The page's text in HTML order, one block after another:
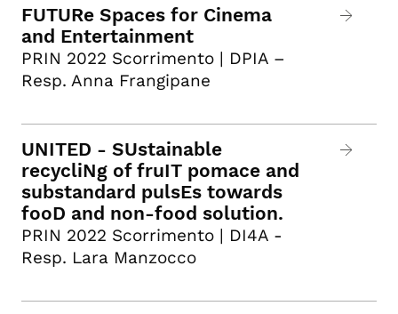
FUTURe Spaces for Cinema
and Entertainment
PRIN 2022 Scorrimento | DPIA –
Resp. Anna Frangipane
UNITED - SUstainable
recycliNg of fruIT pomace and
substandard pulsEs towards
fooD and non-food solution.
PRIN 2022 Scorrimento | DI4A -
Resp. Lara Manzocco